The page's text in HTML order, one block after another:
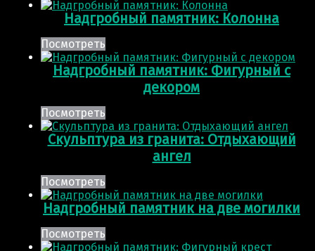
Надгробный памятник: Колонна
Посмотреть
Надгробный памятник: Фигурный с
декором
Посмотреть
Скульптура из гранита: Отдыхающий
ангел
Посмотреть
Надгробный памятник на две могилки
Посмотреть